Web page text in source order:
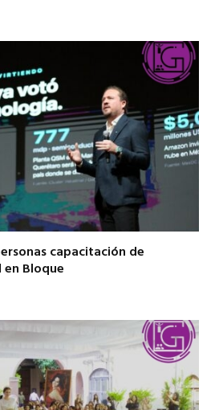
capacitación de
Bloque